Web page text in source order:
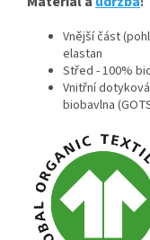
Vnější část
elastan
Střed - 100%
Vnitřní
biobavlna